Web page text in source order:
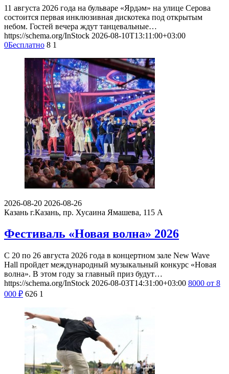
11 августа 2026 года на бульваре «Ярдәм» на улице Серова
состоится первая инклюзивная дискотека под открытым
небом. Гостей вечера ждут танцевальные…
https://schema.org/InStock 2026-08-10T13:11:00+03:00
0Бесплатно 8 1
2026-08-20 2026-08-26
Казань г.Казань, пр. Хусаина Ямашева, 115 A
Фестиваль «Новая волна» 2026
С 20 по 26 августа 2026 года в концертном зале New Wave
Hall пройдет международный музыкальный конкурс «Новая
волна». В этом году за главный приз будут…
https://schema.org/InStock 2026-08-03T14:31:00+03:00 8000 от 8
000 ₽ 626 1